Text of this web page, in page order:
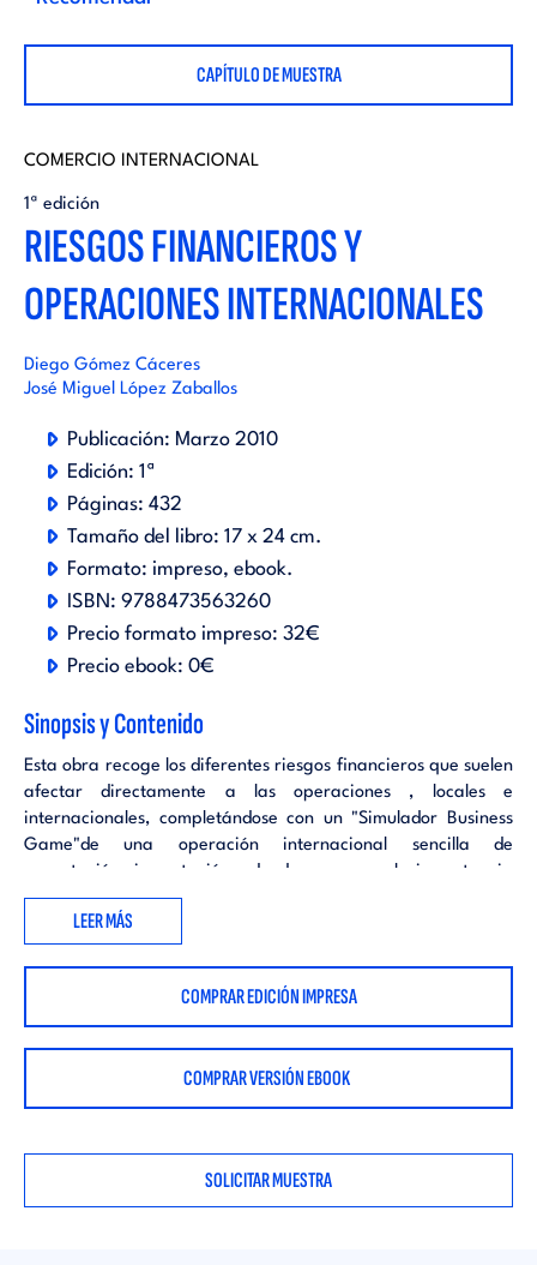
d
i
t
o
r
i
o
r
a
CAPÍTULO DE MUESTRA
COMERCIO INTERNACIONAL
1ª edición
RIESGOS FINANCIEROS Y
OPERACIONES INTERNACIONALES
Diego Gómez Cáceres
José Miguel López Zaballos
Publicación: Marzo 2010
Edición: 1ª
Páginas: 432
Tamaño del libro: 17 x 24 cm.
Formato: impreso ebook.
ISBN: 9788473563260
Precio formato impreso: 32€
Precio ebook: 0€
Sinopsis y Contenido
Esta obra recoge los diferentes riesgos financieros que suelen
afectar directamente a las operaciones , locales e
internacionales, completándose con un "Simulador Business
Game"de una operación internacional sencilla de
exportación -importación , donde se recoge la importancia
de los riesgos de cambio en los negocios relacionados con los
mercados internacionales, permitiendo a las partes una
Riesgo Financiero
Instrumentos de cobertura del riesgo de las
operaciones internacionales
LEER MÁS
COMPRAR EDICIÓN IMPRESA
COMPRAR VERSIÓN EBOOK
SOLICITAR MUESTRA